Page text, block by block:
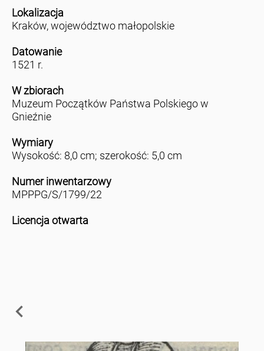
Lokalizacja
Kraków, województwo małopolskie
Datowanie
1521 r.
W zbiorach
Muzeum Początków Państwa Polskiego w
Gnieźnie
Wymiary
Wysokość: 8,0 cm; szerokość: 5,0 cm
Numer inwentarzowy
MPPPG/S/1799/22
Licencja otwarta